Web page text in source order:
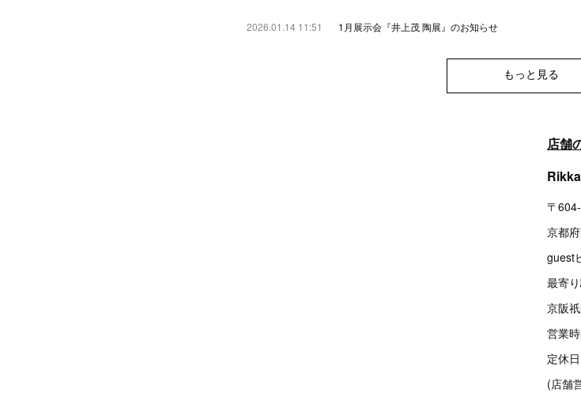
2026.01.14 11:51 1月展示会『井上茂 陶展』のお知らせ
もっと見る
店舗
〒
京都
guest
最寄
京阪
営業
定休
(店舗